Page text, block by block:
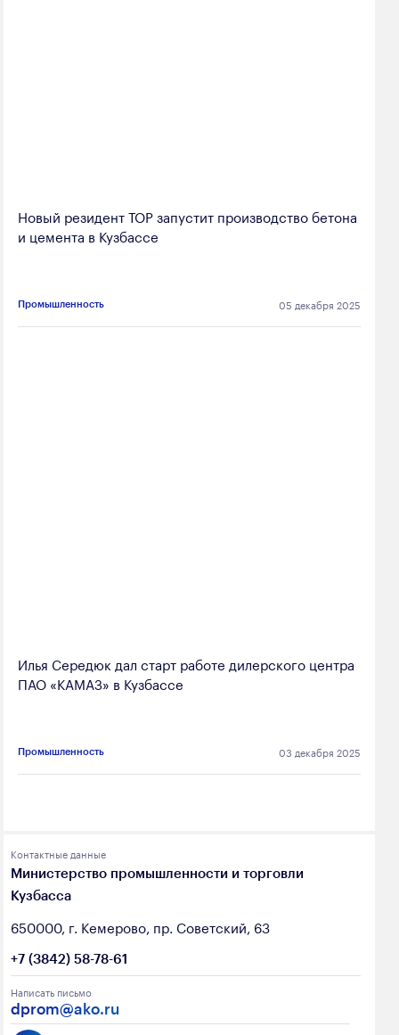
Новый резидент ТОР запустит производство бетона
и цемента в Кузбассе
Промышленность 05 декабря 2025
Илья Середюк дал старт работе дилерского центра
ПАО «КАМАЗ» в Кузбассе
Промышленность 03 декабря 2025
Контактные данные
Министерство промышленности и торговли
Кузбасса
650000, г. Кемерово, пр. Советский, 63
+7 (3842) 58-78-61
Написать письмо
dprom@ako.ru